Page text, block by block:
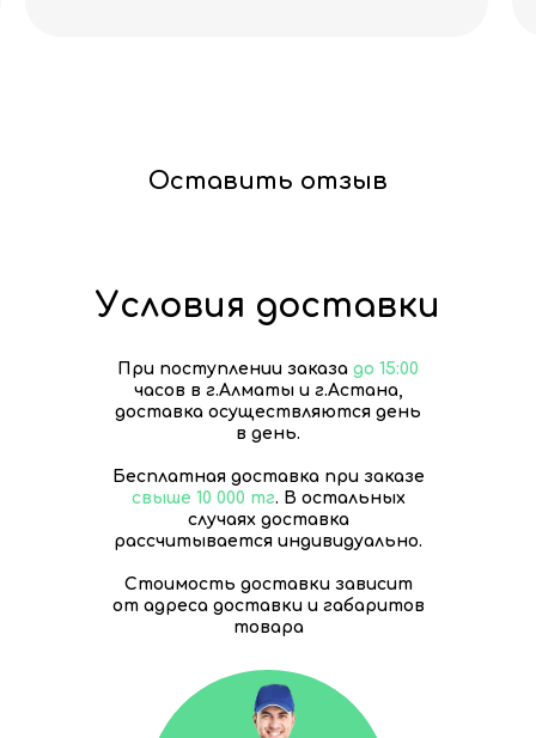
Оставить отзыв
При поступлении заказа до 15:00
часов в г.Алматы и г.Астана,
доставка осуществляются день
в день.
Бесплатная доставка при заказе
свыше 10 000 тг. В остальных
случаях доставка
рассчитывается индивидуально.
Стоимость доставки зависит
от адреса доставки и габаритов
товара
Условия доставки